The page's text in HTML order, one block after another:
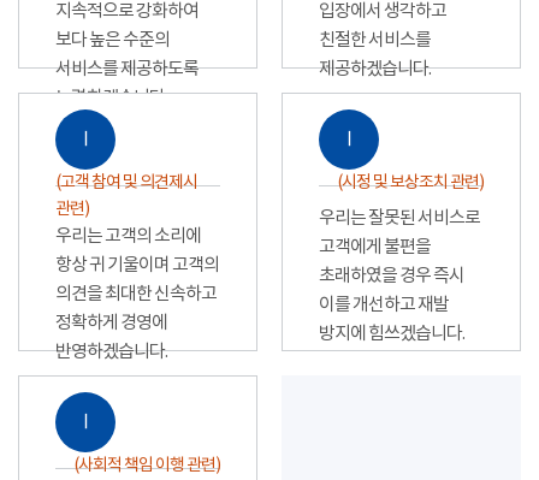
지속적으로 강화하여
보다 높은 수준의
서비스를 제공하도록
노력하겠습니다.
입장에서 생각하고
친절한 서비스를
제공하겠습니다.
Ⅰ
(고객 참여 및 의견제시
관련)
우리는 고객의 소리에
항상 귀 기울이며 고객의
의견을 최대한 신속하고
정확하게 경영에
반영하겠습니다.
Ⅰ
(시정 및 보상조치 관련)
우리는 잘못된 서비스로
고객에게 불편을
초래하였을 경우 즉시
이를 개선하고 재발
방지에 힘쓰겠습니다.
Ⅰ
(사회적 책임 이행 관련)